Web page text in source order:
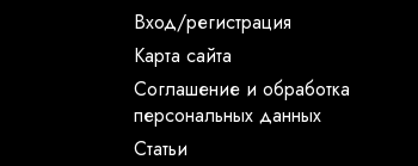
Вход/регистрация
Карта сайта
Соглашение и обработка
персональных данных
Статьи